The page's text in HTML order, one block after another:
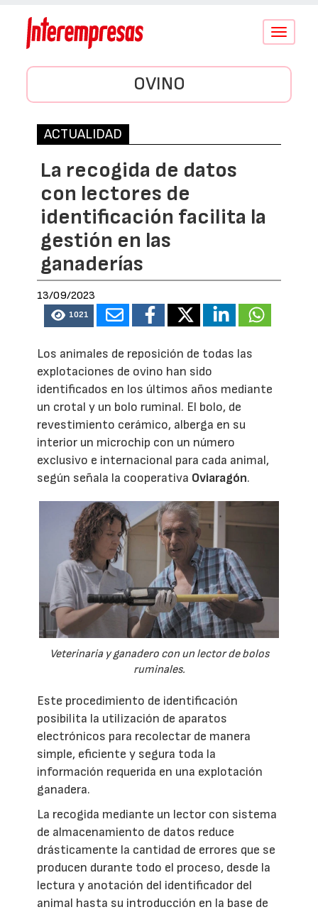
Conmutar
OVINO
ACTUALIDAD
La recogida de datos
con lectores de
identificación facilita la
gestión en las
ganaderías
13/09/2023
1021
Los animales de reposición de todas las
explotaciones de ovino han sido
identificados en los últimos años mediante
un crotal y un bolo ruminal. El bolo, de
revestimiento cerámico, alberga en su
interior un microchip con un número
exclusivo e internacional para cada animal,
según señala la cooperativa Oviaragón.
Veterinaria y ganadero con un lector de bolos
ruminales.
Este procedimiento de identificación
posibilita la utilización de aparatos
electrónicos para recolectar de manera
simple, eficiente y segura toda la
información requerida en una explotación
ganadera.
La recogida mediante un lector con sistema
de almacenamiento de datos reduce
drásticamente la cantidad de errores que se
producen durante todo el proceso, desde la
lectura y anotación del identificador del
animal hasta su introducción en la base de